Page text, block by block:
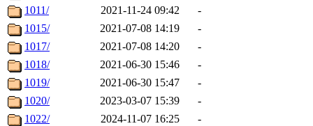
1011/
2021-11-24 09:42
-
1015/
2021-07-08 14:19
-
1017/
2021-07-08 14:20
-
1018/
2021-06-30 15:46
-
1019/
2021-06-30 15:47
-
1020/
2023-03-07 15:39
-
1022/
2024-11-07 16:25
-